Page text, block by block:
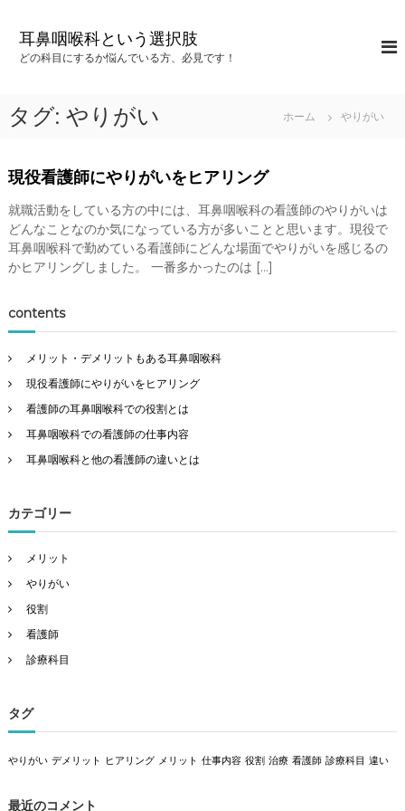
ス
プ
耳鼻咽喉科という選択肢
どの科目にするか悩んでいる方、必見です！
タグ: やりがい ホーム やりがい
現役看護師にやりがいをヒアリング
就職活動をしている方の中には、耳鼻咽喉科の看護師のやりがいは
どんなことなのか気になっている方が多いことと思います。現役で
耳鼻咽喉科で勤めている看護師にどんな場面でやりがいを感じるの
かヒアリングしました。 一番多かったのは […]
contents
メリット・デメリットもある耳鼻咽喉科
現役看護師にやりがいをヒアリング
看護師の耳鼻咽喉科での役割とは
耳鼻咽喉科での看護師の仕事内容
耳鼻咽喉科と他の看護師の違いとは
カテゴリー
メリット
やりがい
役割
看護師
診療科目
タグ
やりがい デメリット ヒアリング メリット 仕事内容 役割 治療 看護師 診療科目 違い
最近のコメント